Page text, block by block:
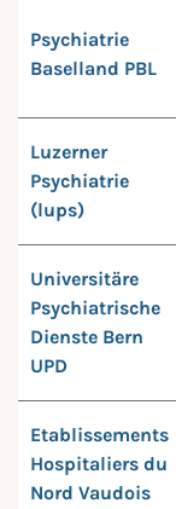
Psychiatrie
Baselland PBL
Luzerner
Psychiatrie
(lups)
Universitäre
Psychiatrische
Dienste Bern
UPD
Etablissements
Hospitaliers du
Nord Vaudois